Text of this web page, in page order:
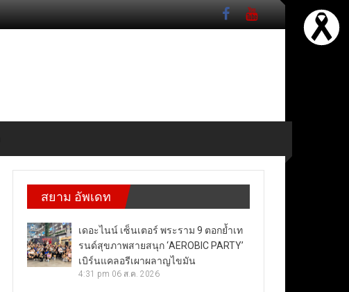
สยาม อัพเดท
เดอะไนน์ เซ็นเตอร์ พระราม 9 ตอกย้ำเท
รนด์สุขภาพสายสนุก ‘AEROBIC PARTY’
เบิร์นแคลอรีเผาผลาญไขมัน
4:31 pm 06 ส.ค. 2026